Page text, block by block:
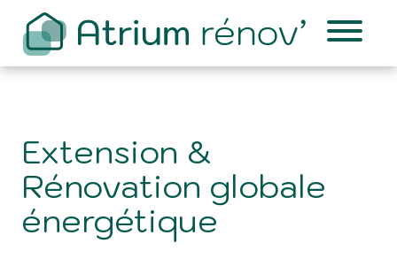
Extension &
Rénovation globale
énergétique